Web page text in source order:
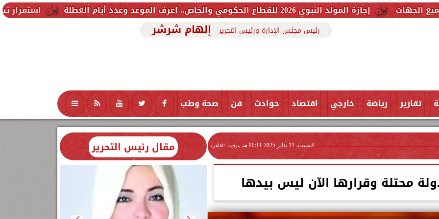
استمرار تسجيل رغبات إجازة المولد النبوي 2026 للقطاع الحكومي والخاص.. اعرف الموعد وعدد أيام العطلة
رئيس مجلس الإدارة ورئيس التحرير إلهام شرشر
تقارير رياضة خارجي اقتصاد حوادث فن صحة وطب تكنولوجيا منوعات محافظات
السبت، 11 يناير 2025 11:11 مـ بتوقيت القاهرة
محتلة وقرارها الآن ليس بيدها
مقال رئيس التحرير